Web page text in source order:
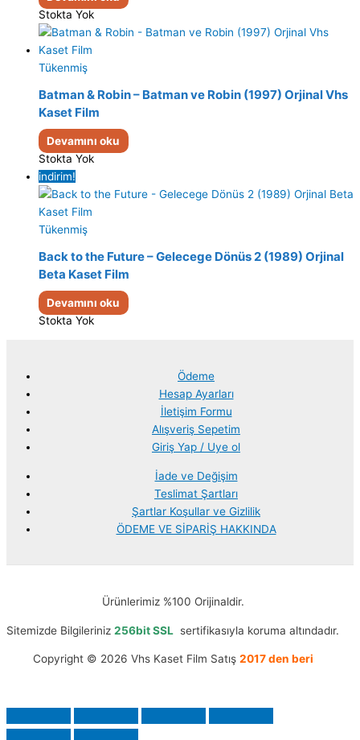
Stokta Yok
Tükenmiş
Batman & Robin – Batman ve Robin (1997) Orjinal Vhs
Kaset Film
Devamını oku
Stokta Yok
indirim!
Tükenmiş
Back to the Future – Gelecege Dönüs 2 (1989) Orjinal
Beta Kaset Film
Devamını oku
Stokta Yok
Ödeme
Hesap Ayarları
İletişim Formu
Alışveriş Sepetim
Giriş Yap / Uye ol
İade ve Değişim
Teslimat Şartları
Şartlar Koşullar ve Gizlilik
ÖDEME VE SİPARİŞ HAKKINDA
Ürünlerimiz %100 Orijinaldir.
Sitemizde Bilgileriniz 256bit SSL sertifikasıyla koruma altındadır.
Copyright © 2026 Vhs Kaset Film Satış 2017 den beri